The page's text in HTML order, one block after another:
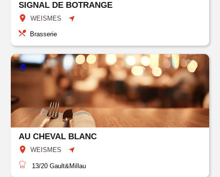
SIGNAL DE BOTRANGE
WEISMES
Brasserie
AU CHEVAL BLANC
WEISMES
13/20 Gault&Millau